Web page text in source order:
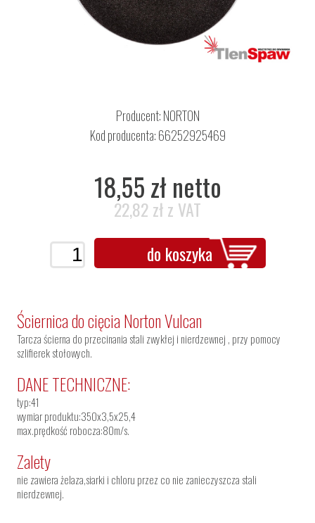
Producent:NORTON
Kod producenta: 66252925469
18,55 zł netto
22,82 zł z VAT
do koszyka
Ściernica do cięcia Norton Vulcan
Tarcza ścierna do przecinania stali zwykłej i nierdzewnej , przy pomocy
szlifierek stołowych.
DANE TECHNICZNE:
typ:41
wymiar produktu:350x3,5x25,4
max.prędkość robocza:80m/s.
Zalety
nie zawiera żelaza,siarki i chloru przez co nie zanieczyszcza stali
nierdzewnej.